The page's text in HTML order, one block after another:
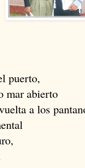
puerto,
mar abierto
a los